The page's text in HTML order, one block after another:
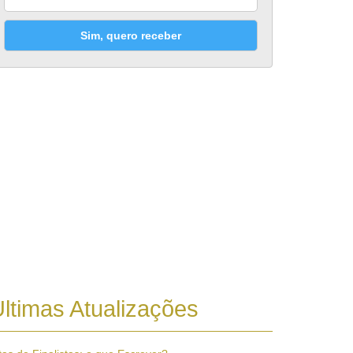
Sim, quero receber
Atualizações